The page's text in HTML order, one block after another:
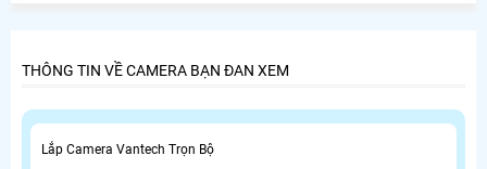
THÔNG TIN VỀ CAMERA BẠN ĐAN XEM
Lắp Camera Vantech Trọn Bộ